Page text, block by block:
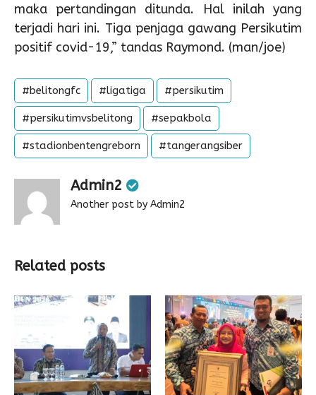
maka pertandingan ditunda. Hal inilah yang
terjadi hari ini. Tiga penjaga gawang Persikutim
positif covid-19,” tandas Raymond. (man/joe)
#belitongfc #ligatiga #persikutim
#persikutimvsbelitong #sepakbola
#stadionbentengreborn #tangerangsiber
Admin2
Another post by Admin2
Related posts